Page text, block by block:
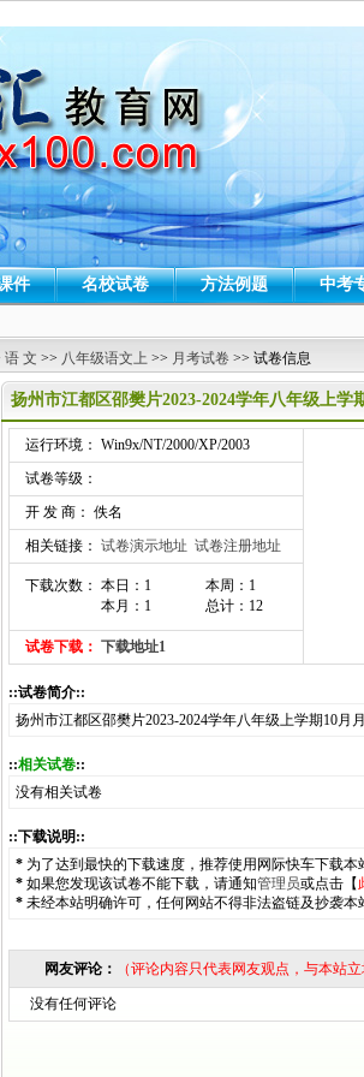
件 名校试卷 方法例题 中考
语 文 >> 八年级语文上 >> 月考试卷 >> 试卷信息
扬州市江都区邵樊片2023-2024学年八年级上学
运行环境： Win9x/NT/2000/XP/2003
试卷等级：
开 发 商： 佚名
相关链接： 试卷演示地址 试卷注册地址
下载次数： 本日：1
本月：1
本周：1
总计：12
试卷下载： 下载地址1
::试卷简介::
扬州市江都区邵樊片2023-2024学年八年级上学期10月
::相关试卷::
没有相关试卷
::下载说明::
* 为了达到最快的下载速度，推荐使用网际快车下载本
* 如果您发现该试卷不能下载，请通知管理员或点击【
* 未经本站明确许可，任何网站不得非法盗链及抄袭
网友评论： （评论内容只代表网友观点，与本站立
没有任何评论